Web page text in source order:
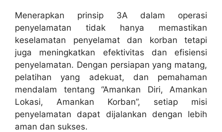
Menerapkan prinsip 3A dalam operasi
penyelamatan tidak hanya memastikan
keselamatan penyelamat dan korban tetapi
juga meningkatkan efektivitas dan efisiensi
penyelamatan. Dengan persiapan yang matang,
pelatihan yang adekuat, dan pemahaman
mendalam tentang “Amankan Diri, Amankan
Lokasi, Amankan Korban”, setiap misi
penyelamatan dapat dijalankan dengan lebih
aman dan sukses.